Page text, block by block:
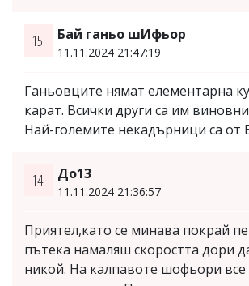
15. Бай ганьо шИфьор
11.11.2024 21:47:19
Ганьовците нямат елементарна
карат. Всички други са им
Най-големите некадърници са от
14. До13
11.11.2024 21:36:57
Приятел,като се минава покрай
пътека намаляш скоростта дори
никой. На калпавоте шофьори